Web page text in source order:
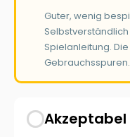
Guter, wenig
Spielanleitung.
Gebrauchsspuren.
Akzeptabel